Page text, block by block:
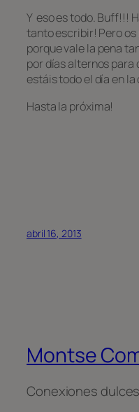
Y eso es todo. Buff!!!
tanto escribir! Pero
porque vale la pena
por días alternos para
estáis todo el día en la
Hasta la próxima!
abril 16, 2013
Montse
Conexiones